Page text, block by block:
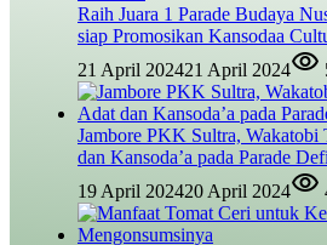
Raih Juara 1 Parade Budaya
siap Promosikan Kansodaa
21 April 202421 April 2024
Jambore PKK Sultra, Wakatobi
dan Kansoda’a pada Parade
19 April 202420 April 2024